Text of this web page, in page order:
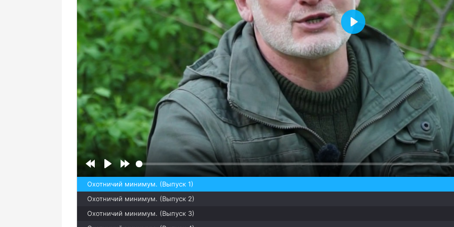
Воспроизвести
Охотничий минимум. (Выпуск 1)
Охотничий минимум. (Выпуск 2)
Охотничий минимум. (Выпуск 3)